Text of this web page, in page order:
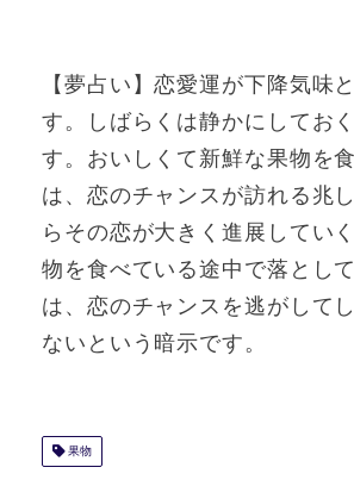
【夢占い】恋愛運が下降気味
す。しばらくは静かにしてお
す。おいしくて新鮮な果物を
は、恋のチャンスが訪れる兆
らその恋が大きく進展してい
物を食べている途中で落とし
は、恋のチャンスを逃がして
ないという暗示です。
果物